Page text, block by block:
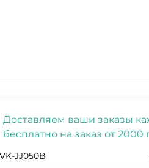
Доставляем ваши заказы
бесплатно на заказ от 2000
VK-JJ050B